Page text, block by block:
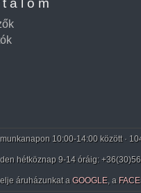
10:00-14:00 között ·
hétköznap 9-14 óráig:
áruházunkat a GOOGLE, a